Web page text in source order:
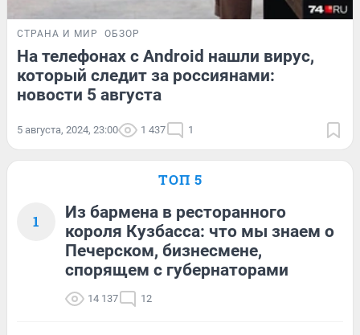
СТРАНА И МИР ОБЗОР
На телефонах с Android нашли вирус,
который следит за россиянами:
новости 5 августа
5 августа, 2024, 23:00 1 437 1
ТОП 5
1
Из бармена в ресторанного
короля Кузбасса: что мы знаем о
Печерском, бизнесмене,
спорящем с губернаторами
14 137 12